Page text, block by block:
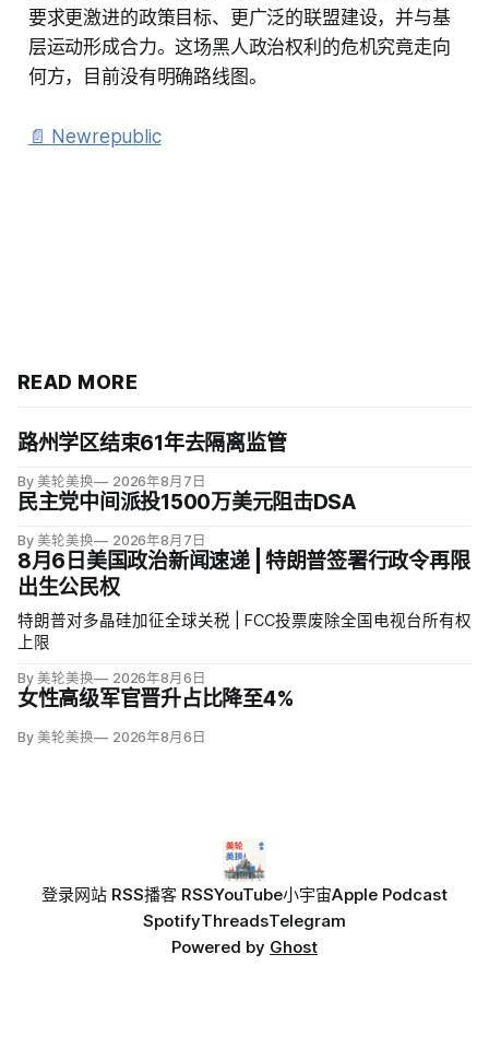
要求更激进的政策目标、更广泛的联盟建设，并与基
层运动形成合力。这场黑人政治权利的危机究竟走向
何方，目前没有明确路线图。
📄 Newrepublic
READ MORE
路州学区结束61年去隔离监管
By 美轮美换 2026年8月7日
民主党中间派投1500万美元阻击DSA
By 美轮美换 2026年8月7日
8月6日美国政治新闻速递 | 特朗普签署行政令再限
出生公民权
特朗普对多晶硅加征全球关税 | FCC投票废除全国电视台所有权
上限
By 美轮美换 2026年8月6日
女性高级军官晋升占比降至4%
By 美轮美换 2026年8月6日
登录网站 RSS播客 RSSYouTube小宇宙Apple Podcast
SpotifyThreadsTelegram
Powered by Ghost